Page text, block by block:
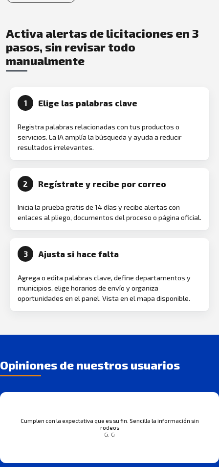
Activa alertas de licitaciones en 3
pasos, sin revisar todo
manualmente
1 Elige las palabras clave
Registra palabras relacionadas con tus productos o
servicios. La IA amplía la búsqueda y ayuda a reducir
resultados irrelevantes.
2 Regístrate y recibe por correo
Inicia la prueba gratis de 14 días y recibe alertas con
enlaces al pliego, documentos del proceso o página oficial.
3 Ajusta si hace falta
Agrega o edita palabras clave, define departamentos y
municipios, elige horarios de envío y organiza
oportunidades en el panel. Vista en el mapa disponible.
Opiniones de nuestros usuarios
Cumplen con la expectativa que es su fin. Sencilla la información sin
rodeos
G. G